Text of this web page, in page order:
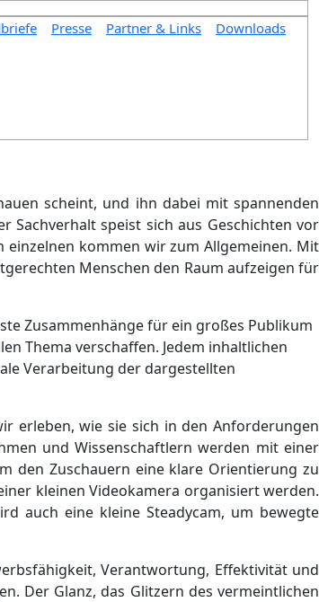
Presse Partner & Links Downloads
scheint, und ihn dabei mit spannenden
Sachverhalt speist sich aus Geschichten vor
kommen wir zum Allgemeinen. Mit
Menschen den Raum aufzeigen für
Zusammenhänge für ein großes Publikum
Thema verschaffen. Jedem inhaltlichen
Verarbeitung der dargestellten
erleben, wie sie sich in den Anforderungen
und Wissenschaftlern werden mit einer
den Zuschauern eine klare Orientierung zu
kleinen Videokamera organisiert werden.
auch eine kleine Steadycam, um bewegte
Verantwortung, Effektivität und
Der Glanz, das Glitzern des vermeintlichen